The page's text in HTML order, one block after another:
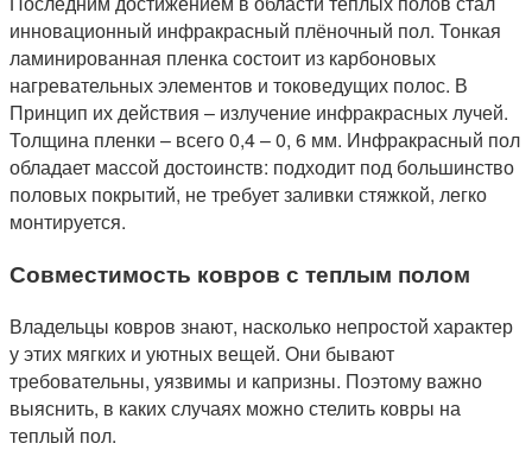
инновационный инфракрасный плёночный пол. Тонкая
ламинированная пленка состоит из карбоновых
нагревательных элементов и токоведущих полос. В
Принцип их действия – излучение инфракрасных лучей.
Толщина пленки – всего 0,4 – 0, 6 мм. Инфракрасный пол
обладает массой достоинств: подходит под большинство
половых покрытий, не требует заливки стяжкой, легко
монтируется.
Совместимость ковров с теплым полом
Владельцы ковров знают, насколько непростой характер
у этих мягких и уютных вещей. Они бывают
требовательны, уязвимы и капризны. Поэтому важно
выяснить, в каких случаях можно стелить ковры на
теплый пол.